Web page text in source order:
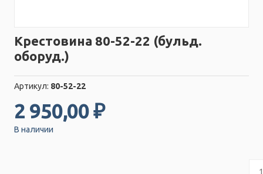
Крестовина 80-52-22 (бульд.
оборуд.)
Артикул: 80-52-22
2 950,00 ₽
В наличии